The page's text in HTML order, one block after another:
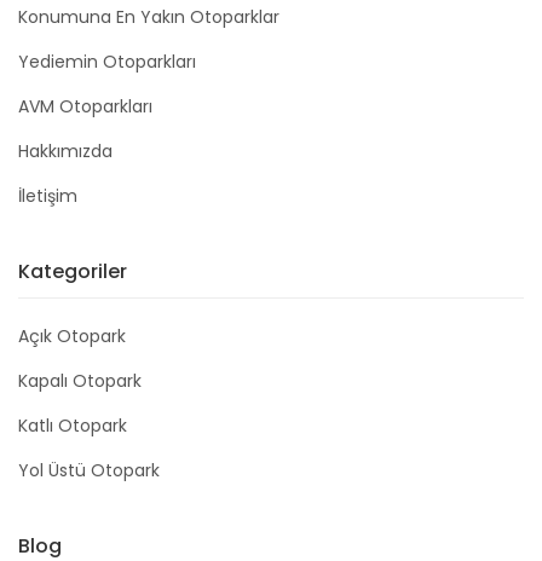
Konumuna En Yakın Otoparklar
Yediemin Otoparkları
AVM Otoparkları
Hakkımızda
İletişim
Kategoriler
Açık Otopark
Kapalı Otopark
Katlı Otopark
Yol Üstü Otopark
Blog